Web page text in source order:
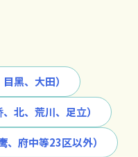
黑、大田）
北、荒川、足立）
府中等23区以外）